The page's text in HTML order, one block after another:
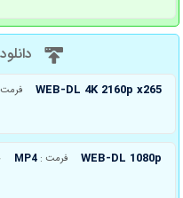
WEB-DL 4K 2160p x265
WEB-DL 1080p فرمت : MP4